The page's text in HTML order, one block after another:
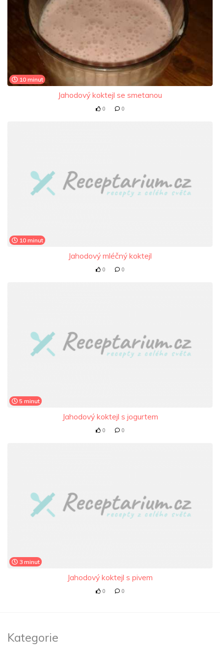
10 minut
Jahodový koktejl se smetanou
0 0
10 minut
Jahodový mléčný koktejl
0 0
5 minut
Jahodový koktejl s jogurtem
0 0
3 minut
Jahodový koktejl s pivem
0 0
Kategorie